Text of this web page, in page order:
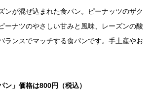
ンが混ぜ込まれた食パン。ピーナッツのザク
ーナツのやさしい甘みと風味、レーズンの酸
ランスでマッチする食パンです。手土産やお
ン」価格は800円（税込）